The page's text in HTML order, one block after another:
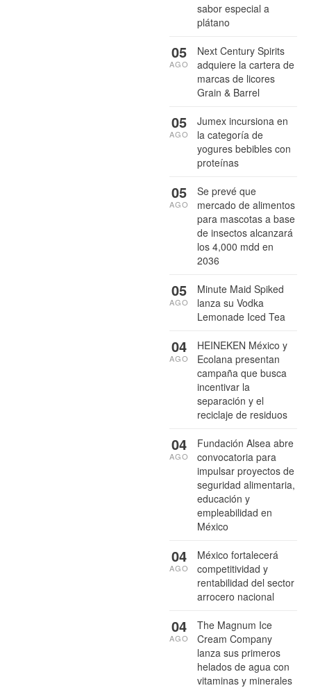
sabor especial a
plátano
Next Century Spirits
adquiere la cartera de
marcas de licores
Grain & Barrel
05
AGO
Jumex incursiona en
la categoría de
yogures bebibles con
proteínas
05
AGO
Se prevé que
mercado de alimentos
para mascotas a base
de insectos alcanzará
los 4,000 mdd en
2036
05
AGO
Minute Maid Spiked
lanza su Vodka
Lemonade Iced Tea
05
AGO
HEINEKEN México y
Ecolana presentan
campaña que busca
incentivar la
separación y el
reciclaje de residuos
04
AGO
Fundación Alsea abre
convocatoria para
impulsar proyectos de
seguridad alimentaria,
educación y
empleabilidad en
México
04
AGO
México fortalecerá
competitividad y
rentabilidad del sector
arrocero nacional
04
AGO
The Magnum Ice
Cream Company
lanza sus primeros
helados de agua con
vitaminas y minerales
04
AGO